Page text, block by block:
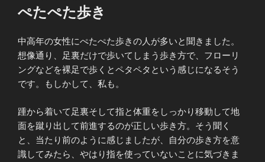
日:
ぺたぺた歩き
中高年の女性にぺたぺた歩きの人が多いと聞きました。
想像通り、足裏だけで歩いてしまう歩き方で、フローリ
ングなどを裸足で歩くとペタペタという感じになるそう
です。もしかして、私も。
踵から着いて足裏そして指と体重をしっかり移動して地
面を蹴り出して前進するのが正しい歩き方。そう聞く
と、当たり前のように感じましたが、自分の歩き方を意
識してみたら、やはり指を使っていないことに気づきま